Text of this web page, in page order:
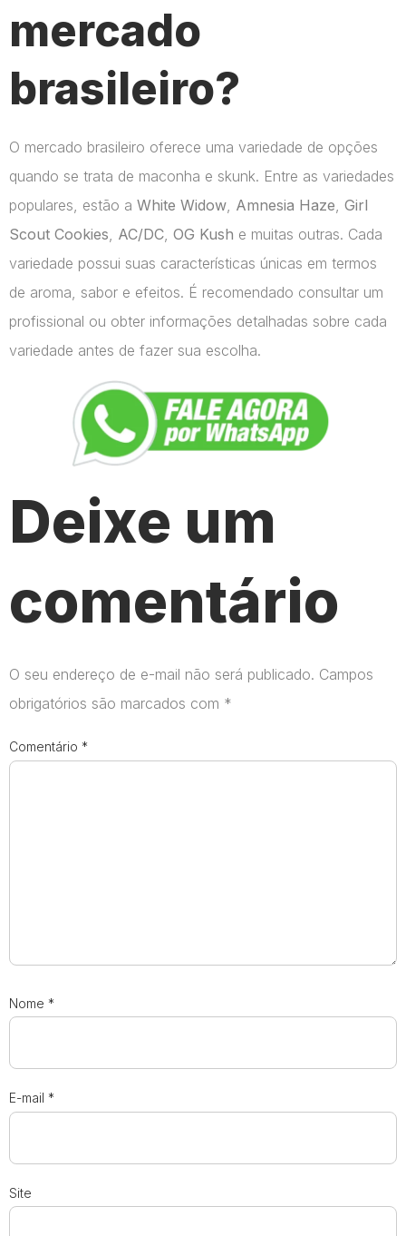
mercado
brasileiro?
O mercado brasileiro oferece uma variedade de opções
quando se trata de maconha e skunk. Entre as variedades
populares, estão a White Widow Amnesia Haze Girl
Scout Cookies AC/DC OG Kush e muitas outras. Cada
variedade possui suas características únicas em termos
de aroma, sabor e efeitos. É recomendado consultar um
profissional ou obter informações detalhadas sobre cada
variedade antes de fazer sua escolha.
Deixe um
comentário
O seu endereço de e-mail não será publicado. Campos
obrigatórios são marcados com *
Comentário *
Nome *
E-mail *
Site